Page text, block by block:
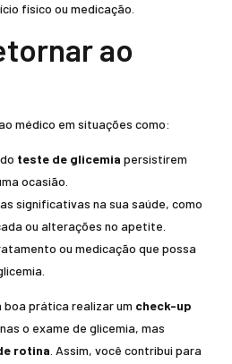
físico ou medicação.
ao
médico em situações como:
teste de glicemia persistirem
ocasião.
significativas na sua saúde, como
ou alterações no apetite.
ou medicação que possa
boa prática realizar um check-up
o exame de glicemia, mas
rotina . Assim, você contribui para